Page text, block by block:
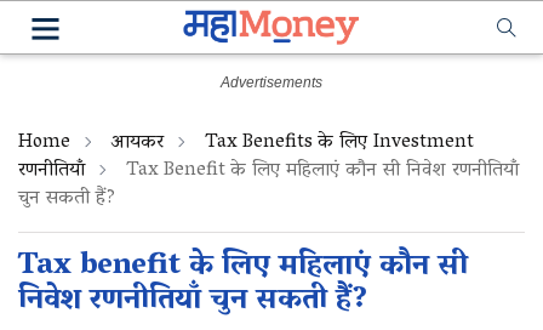
Home आयकर Tax Benefits के लिए Investment
रणनीतियाँ Tax Benefit के लिए महिलाएं कौन सी निवेश रणनीतियाँ
चुन सकती हैं?
Tax benefit के लिए महिलाएं कौन सी
निवेश रणनीतियाँ चुन सकती हैं?